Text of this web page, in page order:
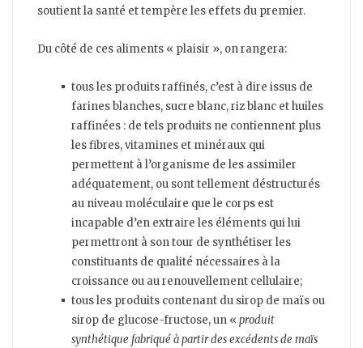
soutient la santé et tempère les effets du premier.
Du côté de ces aliments « plaisir », on rangera:
tous les produits raffinés, c’est à dire issus de
farines blanches, sucre blanc, riz blanc et huiles
raffinées : de tels produits ne contiennent plus
les fibres, vitamines et minéraux qui
permettent à l’organisme de les assimiler
adéquatement, ou sont tellement déstructurés
au niveau moléculaire que le corps est
incapable d’en extraire les éléments qui lui
permettront à son tour de synthétiser les
constituants de qualité nécessaires à la
croissance ou au renouvellement cellulaire;
tous les produits contenant du sirop de maïs ou
sirop de glucose-fructose, un « produit
synthétique fabriqué à partir des excédents de maïs